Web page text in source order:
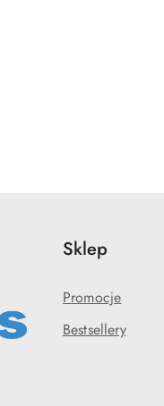
Sklep
Promocje
Bestsellery